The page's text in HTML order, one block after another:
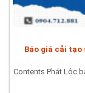
Báo giá cải tạo
Contents Phát Lộc